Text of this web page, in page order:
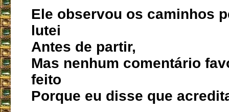
Ele observou os caminhos
lutei
Antes de partir,
Mas nenhum comentário
feito
Porque eu disse que